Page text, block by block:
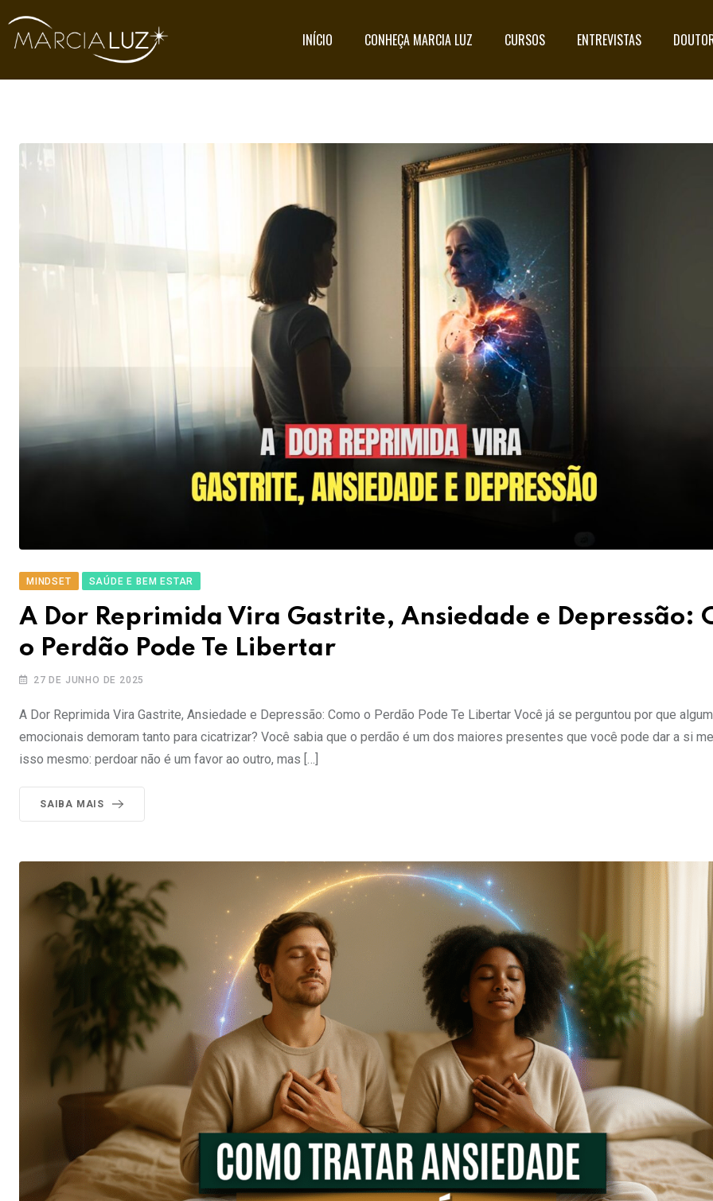
INÍCIO CONHEÇA MARCIA LUZ CURSOS ENTREVISTAS
MINDSET SAÚDE E BEM ESTAR
A Dor Reprimida Vira Gastrite, Ansiedade e Depressão:
o Perdão Pode Te Libertar
27 DE JUNHO DE 2025
A Dor Reprimida Vira Gastrite, Ansiedade e Depressão: Como o Perdão Pode Te Libertar Você já se perguntou por que
emocionais demoram tanto para cicatrizar? Você sabia que o perdão é um dos maiores presentes que você pode dar a si
isso mesmo: perdoar não é um favor ao outro, mas […]
SAIBA MAIS